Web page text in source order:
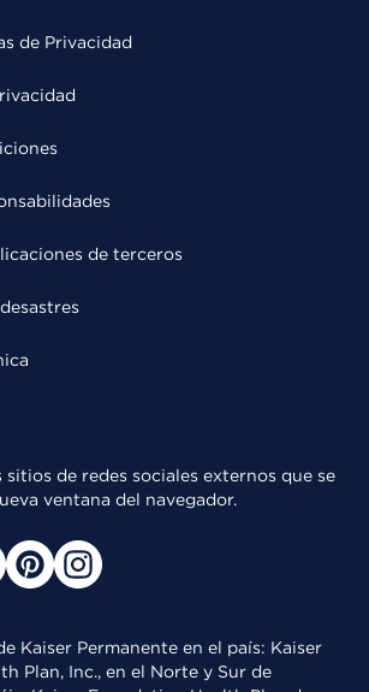
de Privacidad
de terceros
sitios de redes sociales externos que se
ventana del navegador.
Kaiser Permanente en el país: Kaiser
Plan, Inc., en el Norte y Sur de